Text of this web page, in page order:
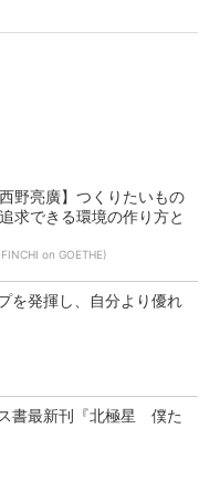
西野亮廣】つくりたいもの
求できる環境の作り方と
on GOETHE)
を発揮し、自分より優れ
書最新刊『北極星 僕た